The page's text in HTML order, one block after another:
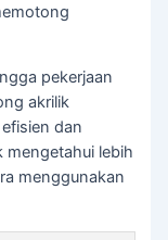
pekerjaan
akrilik
dan
mengetahui lebih
menggunakan